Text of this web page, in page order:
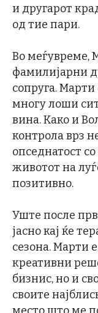
и другарот
од тие пари.
Во меѓувреме,
фамилијарни
сопруга. Марти
многу лоши
вина. Како и
контрола врз
опседнатост
животот на
позитивно.
Уште после
јасно кај ќе
сезона. Марти
креативни
бизнис, но и
своите